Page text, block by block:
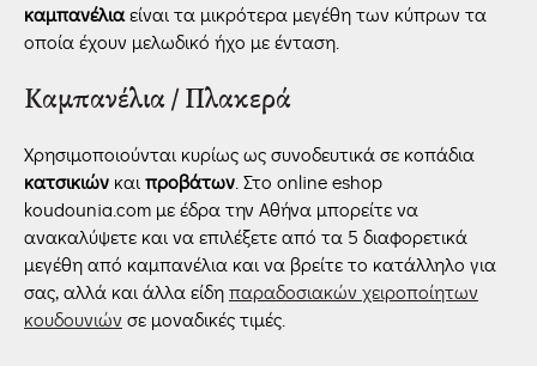
καμπανέλιαείναι τα μικρότερα μεγέθη των κύπρων τα
οποία έχουν μελωδικό ήχο με ένταση.
Καμπανέλια / Πλακερά
Χρησιμοποιούνται κυρίως ως συνοδευτικά σε κοπάδια
κατσικιών και προβάτων . Στο online eshop
koudounia.com με έδρα την Αθήνα μπορείτε να
ανακαλύψετε και να επιλέξετε από τα 5 διαφορετικά
μεγέθη από καμπανέλια και να βρείτε το κατάλληλο για
σας, αλλά και άλλα είδη παραδοσιακών χειροποίητων
κουδουνιών σε μοναδικές τιμές.